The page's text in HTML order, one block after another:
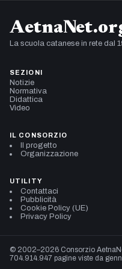
La scuola catanese in rete dal
SEZIONI
Notizie
Normativa
Didattica
Video
IL CONSORZIO
Il progetto
Organizzazione
UTILITY
Contattaci
Pubblicità
Cookie Policy (UE)
Privacy Policy
© 2002–2026 Consorzio
704.914.947 pagine viste da